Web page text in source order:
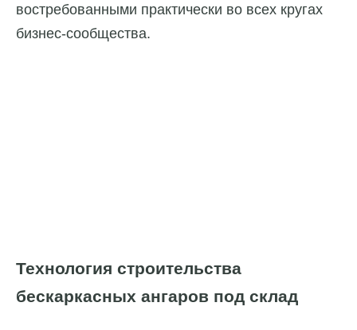
востребованными практически во всех кругах
бизнес-сообщества.
Технология строительства
бескаркасных ангаров под склад